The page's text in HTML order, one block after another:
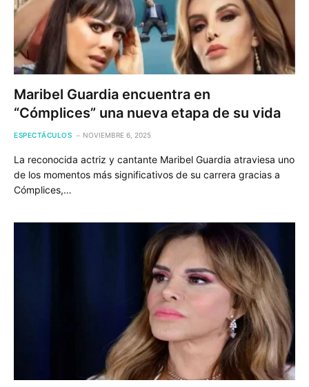
Maribel Guardia encuentra en
“Cómplices” una nueva etapa de su vida
ESPECTÁCULOS NOVIEMBRE 6, 2025
La reconocida actriz y cantante Maribel Guardia atraviesa uno
de los momentos más significativos de su carrera gracias a
Cómplices,…